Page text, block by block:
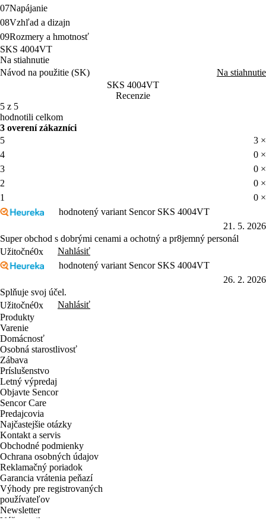
07Napájanie
08Vzhľad a dizajn
09Rozmery a hmotnosť
SKS 4004VT
Na stiahnutie
Návod na použitie (SK)
Na stiahnutie
SKS 4004VT
Recenzie
5 z 5
hodnotili celkom
3 overení zákazníci
5
3 ×
4
0 ×
3
0 ×
2
0 ×
1
0 ×
hodnotený variant Sencor SKS 4004VT
21. 5. 2026
Super obchod s dobrými cenami a ochotný a pr8jemný personál
Užitočné0x
Nahlásiť
hodnotený variant Sencor SKS 4004VT
26. 2. 2026
Splňuje svoj účel.
Užitočné0x
Nahlásiť
Produkty
Varenie
Domácnosť
Osobná starostlivosť
Zábava
Príslušenstvo
Letný výpredaj
Objavte Sencor
Sencor Care
Predajcovia
Najčastejšie otázky
Kontakt a servis
Obchodné podmienky
Ochrana osobných údajov
Reklamačný poriadok
Garancia vrátenia peňazí
Výhody pre registrovaných
používateľov
Newsletter
Váš e-mail